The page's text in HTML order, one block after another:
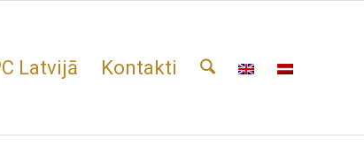
Latvijā Kontakti